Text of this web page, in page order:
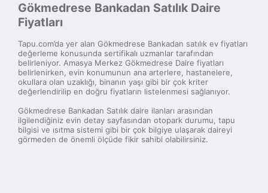
Gökmedrese Bankadan Satılık Daire
Fiyatları
Tapu.com’da yer alan Gökmedrese Bankadan satılık ev fiyatları
değerleme konusunda sertifikalı uzmanlar tarafından
belirleniyor. Amasya Merkez Gökmedrese Daire fiyatları
belirlenirken, evin konumunun ana arterlere, hastanelere,
okullara olan uzaklığı, binanın yaşı gibi bir çok kriter
değerlendirilip en doğru fiyatların listelenmesi sağlanıyor.
Gökmedrese Bankadan Satılık daire ilanları arasından
ilgilendiğiniz evin detay sayfasından otopark durumu, tapu
bilgisi ve ısıtma sistemi gibi bir çok bilgiye ulaşarak daireyi
görmeden de önemli ölçüde fikir sahibi olabilirsiniz.